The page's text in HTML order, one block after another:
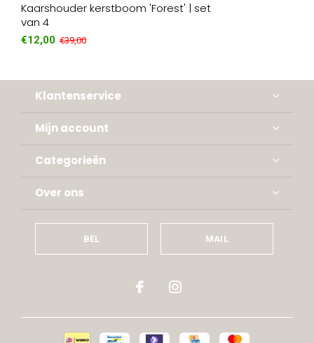
Kaarshouder kerstboom 'Forest' | set
van 4
€12,00 €39,00
Klantenservice
Mijn account
Categorieën
Over ons
BEL MAIL